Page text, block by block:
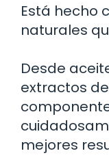
Está hecho
naturales
Desde
extractos
mejores